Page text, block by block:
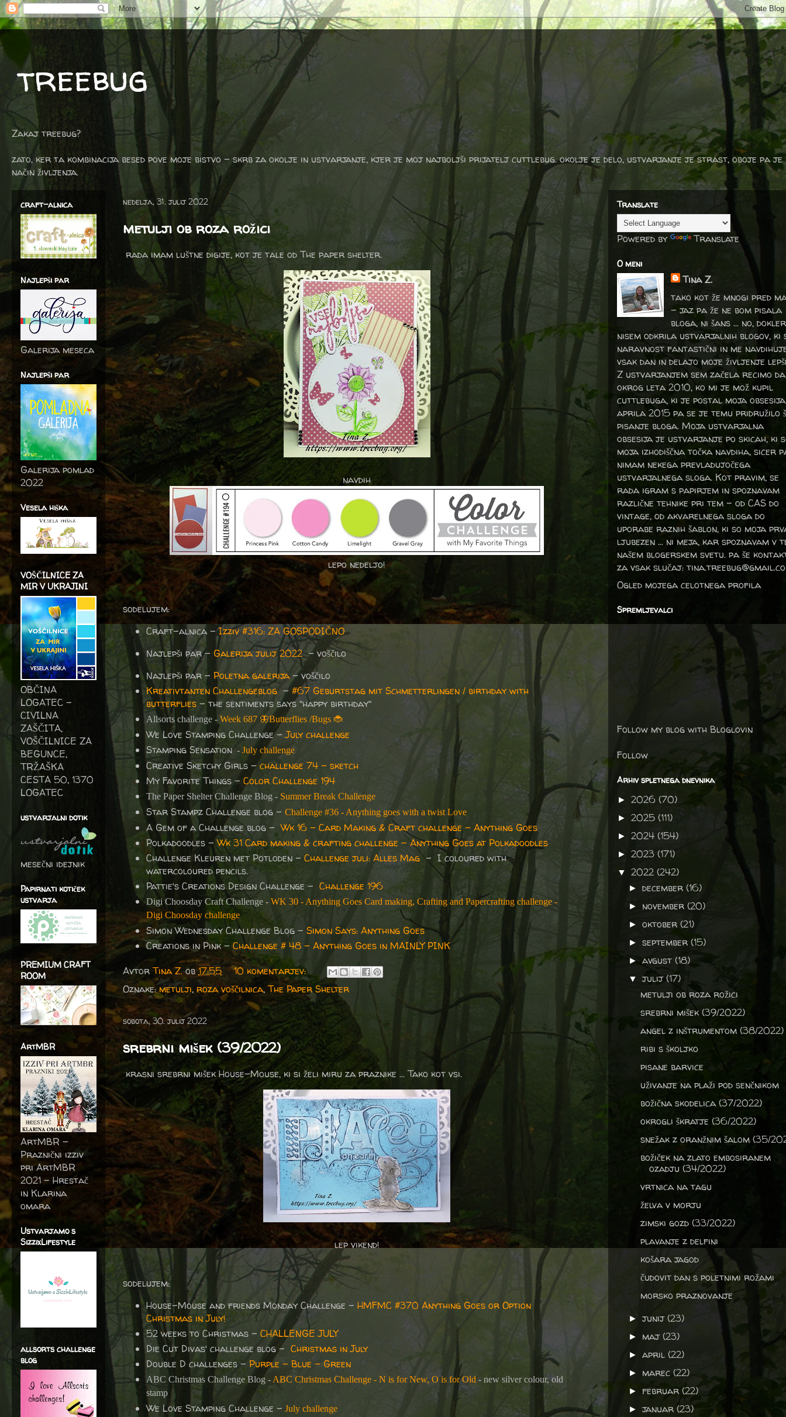
treebug
Zakaj treebug?
zato, ker ta kombinacija besed pove moje bistvo - skrb za okolje in ustvarjanje, kjer je moj najboljši prijatelj cuttlebug. okolje je delo, ustvarjanje je strast, oboje pa je
način življenja.
nedelja, 31. julij 2022
metulji ob roza rožici
rada imam luštne digije, kot je tale od The paper shelter.
navdih
lepo nedeljo!
sodelujem:
Craft-alnica -Izziv #316: ZA GOSPODIČNO
Najlepši par - Galerija julij 2022– voščilo
Najlepši par - Poletna galerija– voščilo
Kreativtanten Challengeblog - #67 Geburtstag mit Schmetterlingen / birthday with
butterflies - the sentiments says "happy birthday"
Allsorts challenge - Week 687 🦋Butterflies /Bugs 🐞
We Love Stamping Challenge - July challenge
Stamping Sensation - July challenge
Creative Sketchy Girls - challenge 74 - sketch
My Favorite Things - Color Challenge 194
The Paper Shelter Challenge Blog - Summer Break Challenge
Star Stampz Challenge blog - Challenge #36 - Anything goes with a twist Love
A Gem of a Challenge blog -Wk 16 - Card Making & Craft challenge - Anything Goes
Polkadoodles -Wk 31 Card making & crafting challenge - Anything Goes at Polkadoodles
Challenge Kleuren met Potloden - Challenge juli: Alles Mag - I coloured with
watercoloured pencils.
Pattie's Creations Design Challenge - Challenge 196
Digi Choosday Craft Challenge - WK 30 - Anything Goes Card making, Crafting and Papercrafting challenge -
Digi Choosday challenge
Simon Wednesday Challenge Blog - Simon Says: Anything Goes
Creations in Pink - Challenge # 48 - Anything Goes in MAINLY PINK
AvtorTina Z. ob17:55
10 komentarjev:
Oznake:metulji, roza voščilnica,The Paper Shelter
sobota, 30. julij 2022
srebrni mišek (39/2022)
krasni srebrni mišek House-Mouse, ki si želi miru za praznike ... Tako kot vsi.
lep vikend!
sodelujem:
House-Mouse and friends Monday Challenge - HMFMC #370 Anything Goes or Option
Christmas in July!
52 weeks to Christmas - CHALLENGE JULY
Die Cut Divas' challenge blog - Christmas in July
Double D challenges - Purple - Blue - Green
ABC Christmas Challenge Blog - ABC Christmas Challenge - N is for New, O is for Old - new silver colour, old
stamp
We Love Stamping Challenge - July challenge
craft-alnica
Najlepši par
Galerija meseca
Najlepši par
Galerija pomlad
2022
Vesela hiška
VOŠČILNICE ZA
MIR V UKRAJINI
OBČINA
LOGATEC -
CIVILNA
ZAŠČITA,
VOŠČILNICE ZA
BEGUNCE,
TRŽAŠKA
CESTA 50, 1370
LOGATEC
ustvarjalni dotik
mesečni idejnik
Papirnati kotiček
ustvarja
PREMIUM CRAFT
ROOM
ArtMBR
ArtMBR -
Praznični izziv
pri ArtMBR
2021 – Hrestač
in Klarina
omara
Ustvarjamo s
SizzixLifestyle
allsorts challenge
blog
Translate
Powered by Translate
O meni
Tina Z.
tako kot že mnogi pred
- jaz pa že ne bom pisala
bloga, ni šans ... no, dokler
nisem odkrila ustvarjalnih blogov, ki
naravnost fantastični in me
vsak dan in delajo moje življenje
Z ustvarjanjem sem začela recimo da
okrog leta 2010, ko mi je mož kupil
cuttlebuga, ki je postal moja
aprila 2015 pa se je temu pridružilo
pisanje bloga. Moja ustvarjalna
obsesija je ustvarjanje po skicah, ki
moja izhodiščna točka navdiha, sicer
nimam nekega prevladujočega
ustvarjalnega sloga. Kot pravim, se
rada igram s papirjem in spoznavam
različne tehnike pri tem – od CAS do
vintage, od akvarelnega sloga do
uporabe raznih šablon, ki so moja
ljubezen … ni meja, kar spoznavam v
našem blogerskem svetu. pa še
za vsak slučaj:
Ogled mojega celotnega profila
Spremljevalci
Follow my blog with Bloglovin
Follow
Arhiv spletnega dnevnika
► 2026 (70)
► 2025 (111)
► 2024 (154)
► 2023 (171)
▼ 2022 (242)
►december(16)
► november(20)
►oktober(21)
►september(15)
►avgust(18)
▼julij(17)
metulji ob roza rožici
srebrni mišek (39/2022)
angel z inštrumentom (38/2022)
ribi s školjko
pisane barvice
uživanje na plaži pod senčnikom
božična skodelica (37/2022)
okrogli škratje (36/2022)
snežak z oranžnim šalom (35/
božiček na zlato embosiranem
ozadju (34/2022)
vrtnica na tagu
želva v morju
zimski gozd (33/2022)
plavanje z delfini
košara jagod
čudovit dan s poletnimi rožami
morsko praznovanje
►junij(23)
► maj(23)
►april(22)
► marec(22)
►februar(22)
►januar(23)